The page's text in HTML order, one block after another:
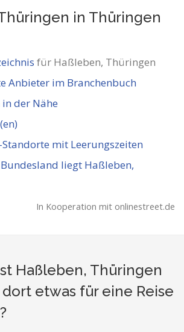
in Thüringen
für Haßleben, Thüringen
Anbieter im Branchenbuch
der Nähe
mit Leerungszeiten
liegt Haßleben,
In Kooperation mit onlinestreet.de
Haßleben, Thüringen
etwas für eine Reise